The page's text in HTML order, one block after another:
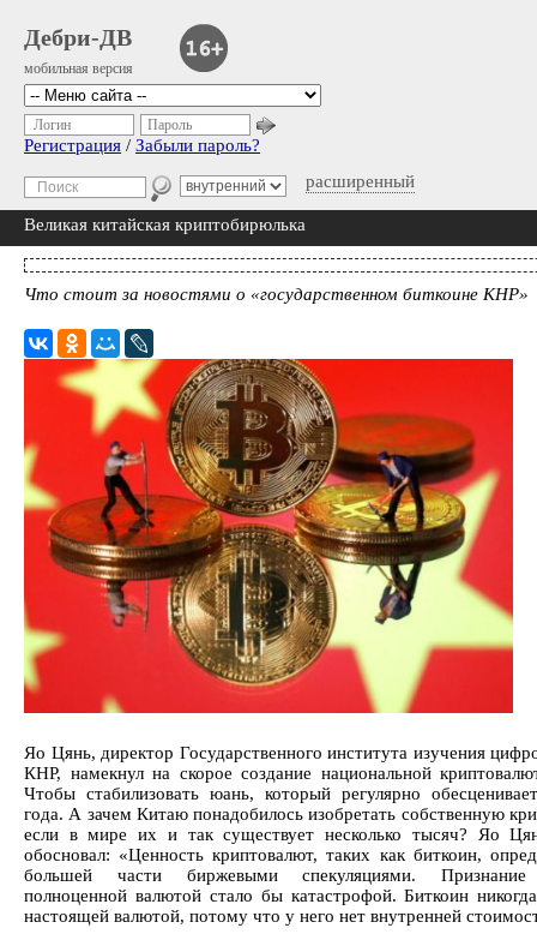
Дебри-ДВ
мобильная версия
расширенный
Логин Пароль
Регистрация / Забыли пароль?
Великая китайская криптобирюлька
Что стоит за новостями о «государственном биткоине КНР»
Яо Цянь, директор Государственного института изучения
КНР, намекнул на скорое создание национальной
Чтобы стабилизовать юань, который регулярно
года. А зачем Китаю понадобилось изобретать собственную
если в мире их и так существует несколько тысяч? Яо
обосновал: «Ценность криптовалют, таких как биткоин,
большей части биржевыми спекуляциями. Признание
полноценной валютой стало бы катастрофой. Биткоин
настоящей валютой, потому что у него нет внутренней